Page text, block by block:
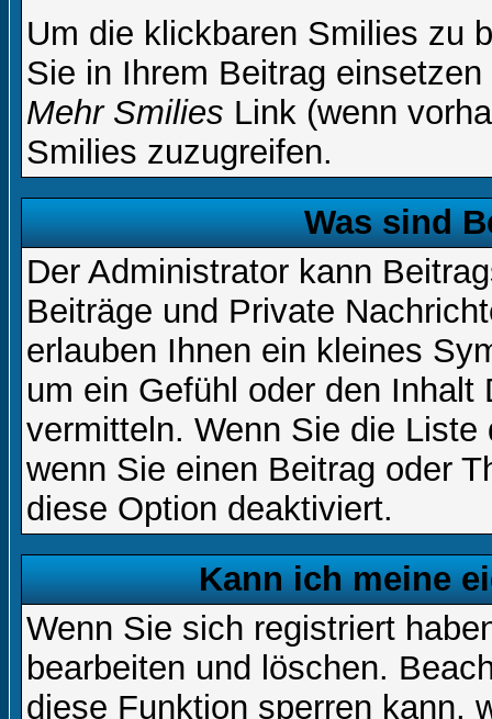
Um die klickbaren Smilies zu
Sie in Ihrem Beitrag
Mehr Smilies Link (wenn
Smilies zuzugreifen.
Was sind
Der Administrator kann
Beiträge und Private
erlauben Ihnen ein kleines
um ein Gefühl oder den
vermitteln. Wenn Sie die
wenn Sie einen Beitrag oder
diese Option deaktiviert.
Kann ich meine
Wenn Sie sich registriert
bearbeiten und löschen.
diese Funktion sperren kann,